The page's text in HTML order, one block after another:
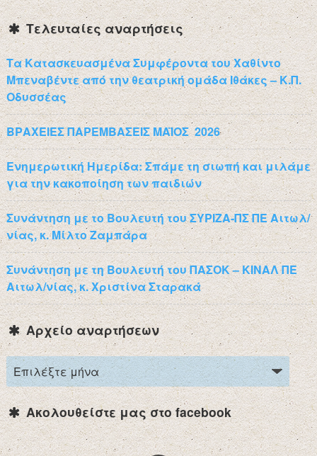
Τελευταίες αναρτήσεις
Τα Κατασκευασμένα Συμφέροντα του Χαθίντο
Μπεναβέντε από την θεατρική ομάδα Ιθάκες – Κ.Π.
Οδυσσέας
ΒΡΑΧΕΙΕΣ ΠΑΡΕΜΒΑΣΕΙΣ ΜΑΪΟΣ 2026
Ενημερωτική Ημερίδα: Σπάμε τη σιωπή και μιλάμε
για την κακοποίηση των παιδιών
Συνάντηση με το Βουλευτή του ΣΥΡΙΖΑ-ΠΣ ΠΕ Αιτωλ/
νίας, κ. Μίλτο Ζαμπάρα
Συνάντηση με τη Βουλευτή του ΠΑΣΟΚ – ΚΙΝΑΛ ΠΕ
Αιτωλ/νίας, κ. Χριστίνα Σταρακά
Αρχείο αναρτήσεων
Ακολουθείστε μας στο facebook